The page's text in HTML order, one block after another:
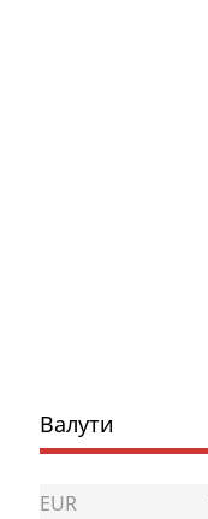
Валути
EUR